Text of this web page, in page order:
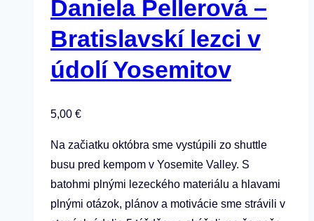
Daniela Pellerová –
Bratislavskí lezci v
údolí Yosemitov
5,00 €
Na začiatku októbra sme vystúpili zo shuttle
busu pred kempom v Yosemite Valley. S
batohmi plnými lezeckého materiálu a hlavami
plnými otázok, plánov a motivácie sme strávili v